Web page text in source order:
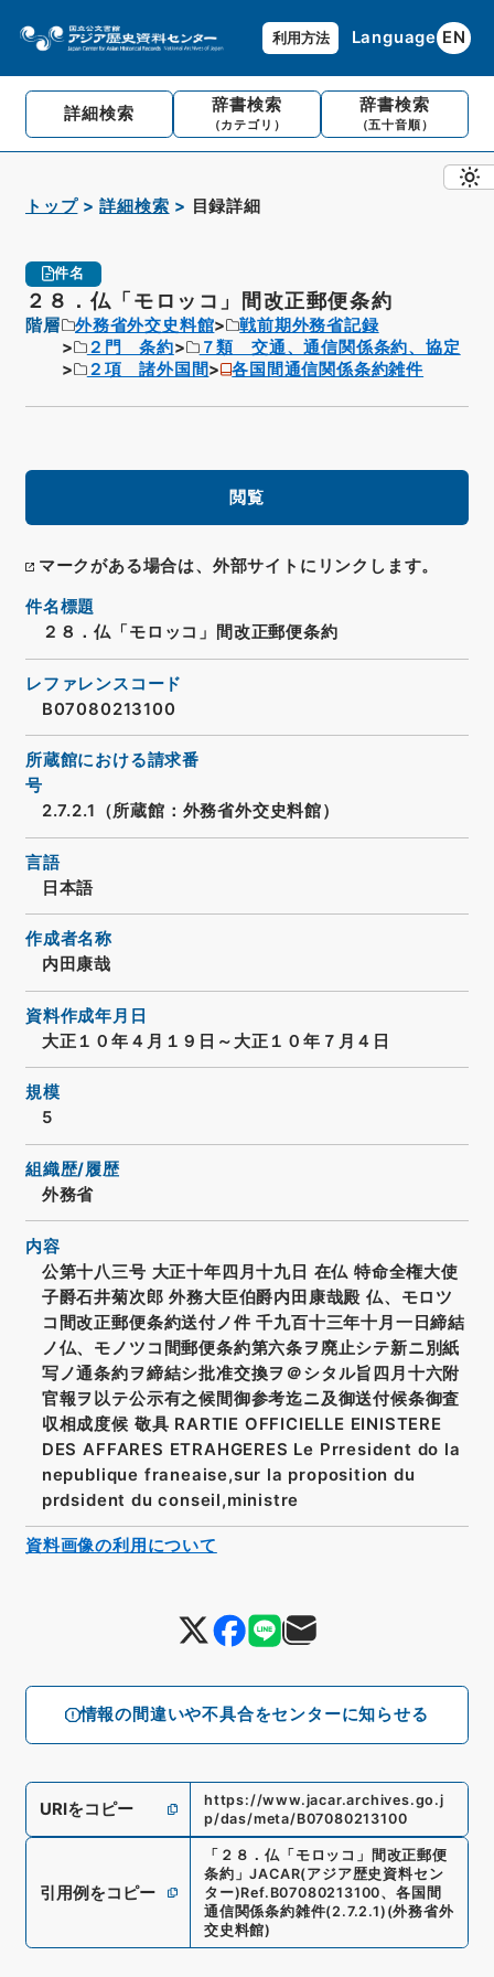
利用方法 Language EN
詳細検索 辞書検索
（カテゴリ）
辞書検索
（五十音順）
トップ 詳細検索 目録詳細
件名
２８．仏「モロッコ」間改正郵便条約
階層 外務省外交史料館
戦前期外務省記録
２門 条約
７類 交通、通信関係条約、協定
２項 諸外国間
各国間通信関係条約雑件
閲覧
マークがある場合は、外部サイトにリンクします。
情報の間違いや不具合をセンターに知らせる
件名標題
２８．仏「モロッコ」間改正郵便条約
レファレンスコード
B07080213100
所蔵館における請求番
号
2.7.2.1（所蔵館：外務省外交史料館）
言語
日本語
作成者名称
内田康哉
資料作成年月日
大正１０年４月１９日～大正１０年７月４日
規模
5
組織歴/履歴
外務省
内容
公第十八三号 大正十年四月十九日 在仏 特命全権大使
子爵石井菊次郎 外務大臣伯爵内田康哉殿 仏、モロツ
コ間改正郵便条約送付ノ件 千九百十三年十月一日締結
ノ仏、モノツコ間郵便条約第六条ヲ廃止シテ新ニ別紙
写ノ通条約ヲ締結シ批准交換ヲ＠シタル旨四月十六附
官報ヲ以テ公示有之候間御参考迄ニ及御送付候条御査
収相成度候 敬具 RARTIE OFFICIELLE EINISTERE
DES AFFARES ETRAHGERES Le Prresident do la
nepublique franeaise,sur la proposition du
prdsident du conseil,ministre
URIをコピー
https://www.jacar.archives.go.j
p/das/meta/B07080213100
引用例をコピー
「 ２８．仏「モロッコ」間改正郵便
条約 」JACAR(アジア歴史資料セン
ター)Ref. B07080213100、各国間
通信関係条約雑件(2.7.2.1) (外務省外
交史料館)
資料画像の利用について